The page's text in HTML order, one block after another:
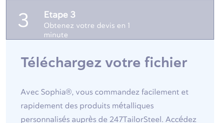
3 Etape 3
Obtenez votre devis en 1
minute
Téléchargez votre fichier
Avec Sophia®, vous commandez facilement et
rapidement des produits métalliques
personnalisés auprès de 247TailorSteel. Accédez